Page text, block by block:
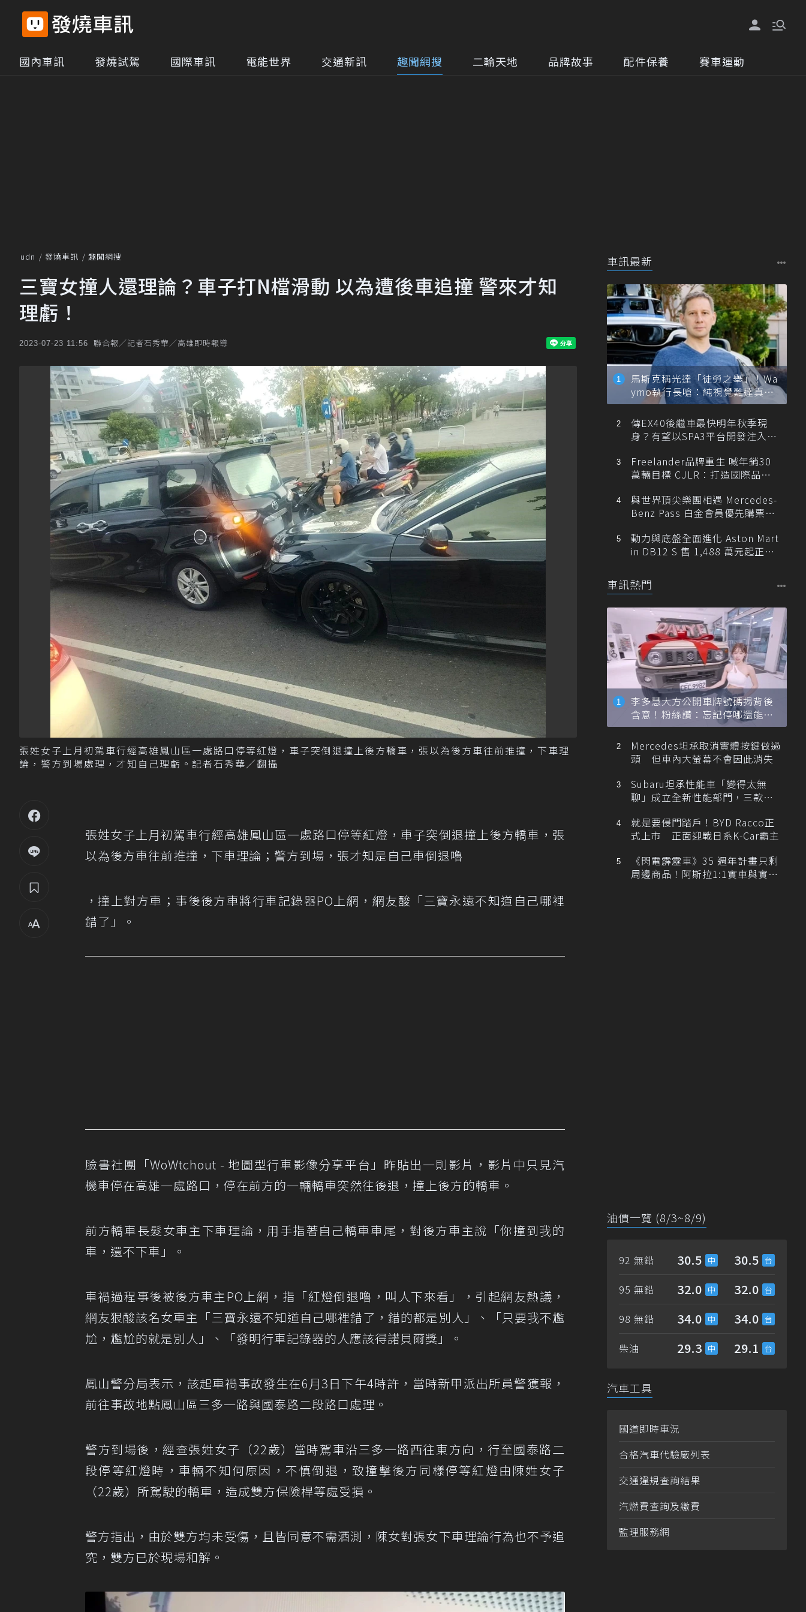
國內車訊 發燒試駕 國際車訊 電能世界 交通新訊 趣聞網搜 二輪天地 品牌故事 配件保養 賽車運動
udn 發燒車訊 趣聞網搜
三寶女撞人還理論？車子打N檔滑動 以為遭後車追撞 警來才知
理虧！
2023-07-23 11:56 聯合報／記者石秀華／高雄即時報導
張姓女子上月初駕車行經高雄鳳山區一處路口停等紅燈，車子突倒退撞上後方轎車，張以為後方車往前推撞，下車理
論，警方到場處理，才知自己理虧。記者石秀華／翻攝
張姓女子上月初駕車行經高雄鳳山區一處路口停等紅燈，車子突倒退撞上後方轎車，張
以為後方車往前推撞，下車理論；警方到場，張才知是自己車倒退嚕
，撞上對方車；事後後方車將行車記錄器PO上網，網友酸「三寶永遠不知道自己哪裡
錯了」。
臉書社團「WoWtchout - 地圖型行車影像分享平台」昨貼出一則影片，影片中只見汽
機車停在高雄一處路口，停在前方的一輛轎車突然往後退，撞上後方的轎車。
前方轎車長髮女車主下車理論，用手指著自己轎車車尾，對後方車主說「你撞到我的
車，還不下車」。
車禍過程事後被後方車主PO上網，指「紅燈倒退嚕，叫人下來看」，引起網友熱議，
網友狠酸該名女車主「三寶永遠不知道自己哪裡錯了，錯的都是別人」、「只要我不尷
尬，尷尬的就是別人」、「發明行車記錄器的人應該得諾貝爾獎」。
鳳山警分局表示，該起車禍事故發生在6月3日下午4時許，當時新甲派出所員警獲報，
前往事故地點鳳山區三多一路與國泰路二段路口處理。
警方到場後，經查張姓女子（22歲）當時駕車沿三多一路西往東方向，行至國泰路二
段停等紅燈時，車輛不知何原因，不慎倒退，致撞擊後方同樣停等紅燈由陳姓女子
（22歲）所駕駛的轎車，造成雙方保險桿等處受損。
警方指出，由於雙方均未受傷，且皆同意不需酒測，陳女對張女下車理論行為也不予追
究，雙方已於現場和解。
車訊最新
馬斯克稱光達「徒勞之舉」！Wa
ymo執行長嗆：純視覺難達真正
自動駕駛
傳EX40後繼車最快明年秋季現
身？有望以SPA3平台開發注入80
Freelander品牌重生 喊年銷30
萬輛目標 CJLR：打造國際品牌
與世界頂尖樂團相遇 Mercedes-
Benz Pass 白金會員優先購票維
動力與底盤全面進化 Aston Mart
in DB12 S 售 1,488 萬元起正式
車訊熱門
李多慧大方公開車牌號碼揭背後
含意！粉絲讚：忘記停哪還能幫
忙找車
Mercedes坦承取消實體按鍵做過
頭 但車內大螢幕不會因此消失
Subaru坦承性能車「變得太無
聊」成立全新性能部門，三款手
就是要侵門踏戶！BYD Racco正
式上市 正面迎戰日系K-Car霸主
《閃電霹靂車》35 週年計畫只剩
周邊商品！阿斯拉1:1實車與實體
油價一覽 (8/3~8/9)
92 無鉛 30.5 30.5
95 無鉛 32.0 32.0
98 無鉛 34.0 34.0
柴油 29.3 29.1
汽車工具
國道即時車況
合格汽車代驗廠列表
交通違規查詢結果
汽燃費查詢及繳費
監理服務網